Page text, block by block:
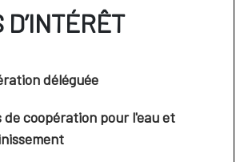
déléguée
de coopération pour l'eau et